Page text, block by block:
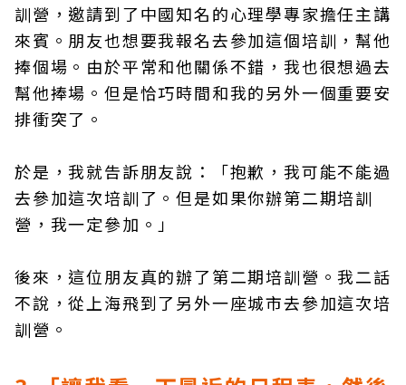
訓營，邀請到了中國知名的心理學專家擔任主講
來賓。朋友也想要我報名去參加這個培訓，幫他
捧個場。由於平常和他關係不錯，我也很想過去
幫他捧場。但是恰巧時間和我的另外一個重要安
排衝突了。
於是，我就告訴朋友說：「抱歉，我可能不能過
去參加這次培訓了。但是如果你辦第二期培訓
營，我一定參加。」
後來，這位朋友真的辦了第二期培訓營。我二話
不說，從上海飛到了另外一座城市去參加這次培
訓營。